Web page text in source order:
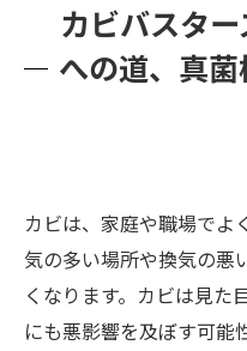
カビバスタ
への道、真
カビは、家庭や職場でよ
気の多い場所や換気の悪
くなります。カビは見た
にも悪影響を及ぼす可能